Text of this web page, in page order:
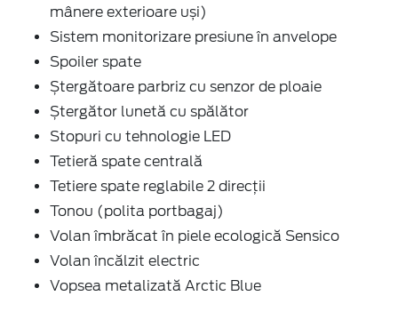
mânere exterioare uși)
Sistem monitorizare presiune în anvelope
Spoiler spate
Ștergătoare parbriz cu senzor de ploaie
Ștergător lunetă cu spălător
Stopuri cu tehnologie LED
Tetieră spate centrală
Tetiere spate reglabile 2 direcții
Tonou (polita portbagaj)
Volan îmbrăcat în piele ecologică Sensico
Volan încălzit electric
Vopsea metalizată Arctic Blue